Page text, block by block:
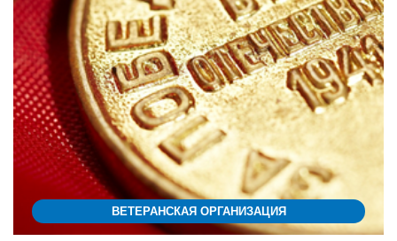
ВЕТЕРАНСКАЯ ОРГАНИЗАЦИЯ